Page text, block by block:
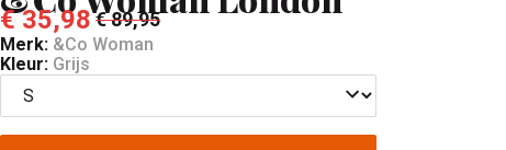
€ 35,98€ 89,95
Merk: &Co Woman
Kleur: Grijs